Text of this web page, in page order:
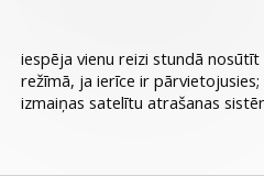
iespēja vienu reizi stundā
režīmā, ja ierīce ir pārvietojusies;
izmaiņas satelītu atrašanas